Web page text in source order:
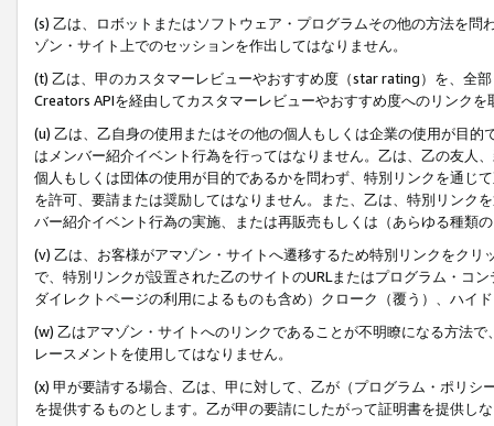
(s) 乙は、ロボットまたはソフトウェア・プログラムその他の方法を
ゾン・サイト上でのセッションを作出してはなりません。
(t) 乙は、甲のカスタマーレビューやおすすめ度（star rating）を、全
Creators APIを経由してカスタマーレビューやおすすめ度へのリンクを
(u) 乙は、乙自身の使用またはその他の個人もしくは企業の使用が目
はメンバー紹介イベント行為を行ってはなりません。乙は、乙の友人
個人もしくは団体の使用が目的であるかを問わず、特別リンクを通じ
を許可、要請または奨励してはなりません。また、乙は、特別リンク
バー紹介イベント行為の実施、または再販売もしくは（あらゆる種類
(v) 乙は、お客様がアマゾン・サイトへ遷移するため特別リンクをク
で、特別リンクが設置された乙のサイトのURLまたはプログラム・コ
ダイレクトページの利用によるものも含め）クローク（覆う）、ハイ
(w) 乙はアマゾン・サイトへのリンクであることが不明瞭になる方法
レースメントを使用してはなりません。
(x) 甲が要請する場合、乙は、甲に対して、乙が（プログラム・ポリ
を提供するものとします。乙が甲の要請にしたがって証明書を提供し